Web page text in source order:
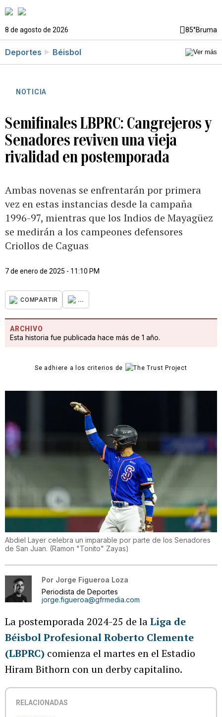
8 de agosto de 2026 85°Bruma
Deportes Béisbol
NOTICIA
Semifinales LBPRC: Cangrejeros y
Senadores reviven una vieja
rivalidad en postemporada
Ambas novenas se enfrentarán por primera
vez en estas instancias desde la campaña
1996-97, mientras que los Indios de Mayagüez
se medirán a los campeones defensores
Criollos de Caguas
7 de enero de 2025 - 11:10 PM
COMPARTIR ...
ARCHIVO
Esta historia fue publicada hace más de 1 año.
Se adhiere a los criterios de
Abdiel Layer celebra un imparable por parte de los Senadores
de San Juan. (Ramon "Tonito" Zayas)
Por Jorge Figueroa Loza
Periodista de Deportes
jorge.figueroa@gfrmedia.com
La postemporada 2024-25 de laLiga de
Béisbol Profesional Roberto Clemente
(LBPRC) comienza el martes en el Estadio
Hiram Bithorn con un derby capitalino.
RELACIONADAS